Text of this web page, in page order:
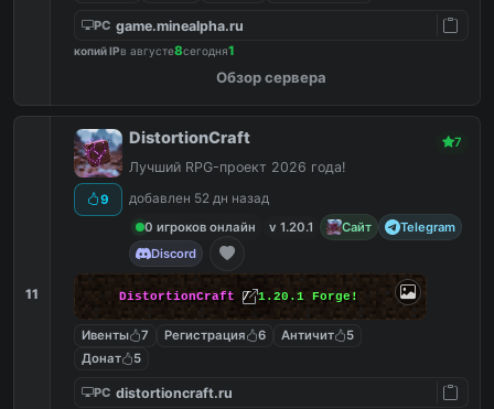
PC game.minealpha.ru
копий IPв августе8сегодня1
Обзор сервера
11
9
DistortionCraft 7
Лучший RPG-проект 2026 года!
добавлен 52 дн назад
0 игроков онлайн
v 1.20.1 Сайт
Telegram
Discord
DistortionCraft /1.20.1 Forge!
Ивенты 7 Регистрация 6 Античит
5
Донат
5
PC distortioncraft.ru